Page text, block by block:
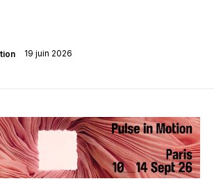
19 juin 2026